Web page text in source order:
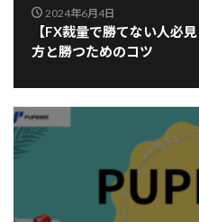
2024年6月4日
【FX裁量で勝てない人必
方と勝つためのコツ